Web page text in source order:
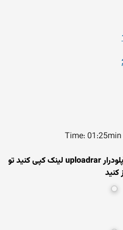
Time:
دوستان همیشه برای دانلود از آپلودرار uploadrar لینک کپی کنید تو
کنید